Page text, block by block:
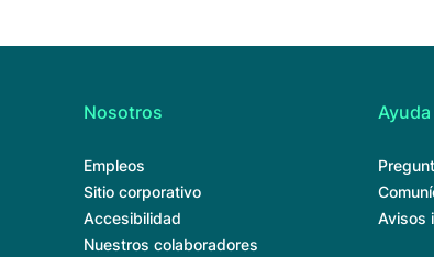
Nosotros
Empleos
Sitio corporativo
Accesibilidad
Nuestros colaboradores
Ayuda
Avisos